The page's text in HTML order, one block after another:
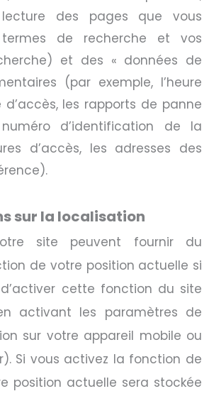
lecture des pages que vous
termes de recherche et vos
et des « données de
(par exemple, l’heure
d’accès, les rapports de panne
d’identification de la
d’accès, les adresses des
sur la localisation
site peuvent fournir du
de votre position actuelle si
cette fonction du site
activant les paramètres de
sur votre appareil mobile ou
Si vous activez la fonction de
position actuelle sera stockée